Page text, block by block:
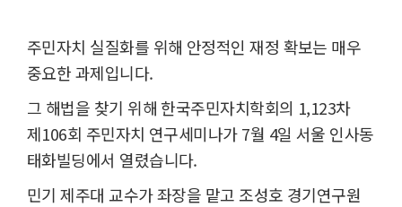
주민자치 실질화를 위해 안정적인 재정 확보는 매우
중요한 과제입니다.
그 해법을 찾기 위해 한국주민자치학회의 1,123차
제106회 주민자치 연구세미나가 7월 4일 서울 인사동
태화빌딩에서 열렸습니다.
민기 제주대 교수가 좌장을 맡고 조성호 경기연구원